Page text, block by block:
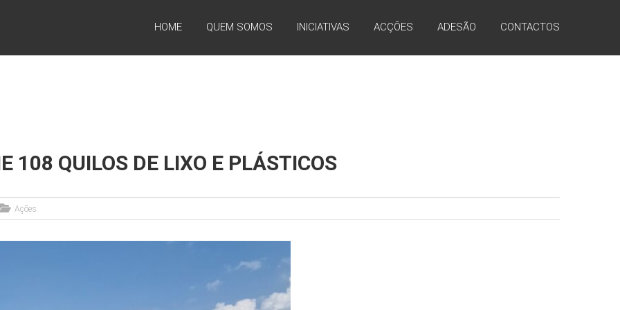
HOME QUEM SOMOS INICIATIVAS ACÇÕES ADESÃO CONTACTOS
108 QUILOS DE LIXO E PLÁSTICOS
Ações